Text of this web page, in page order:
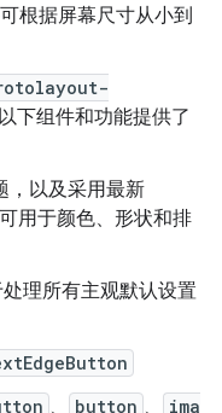
根据屏幕尺寸从小到
下组件和功能提供了
，以及采用最新
用于颜色、形状和排
处理所有主观默认设置
、 button 、 ima